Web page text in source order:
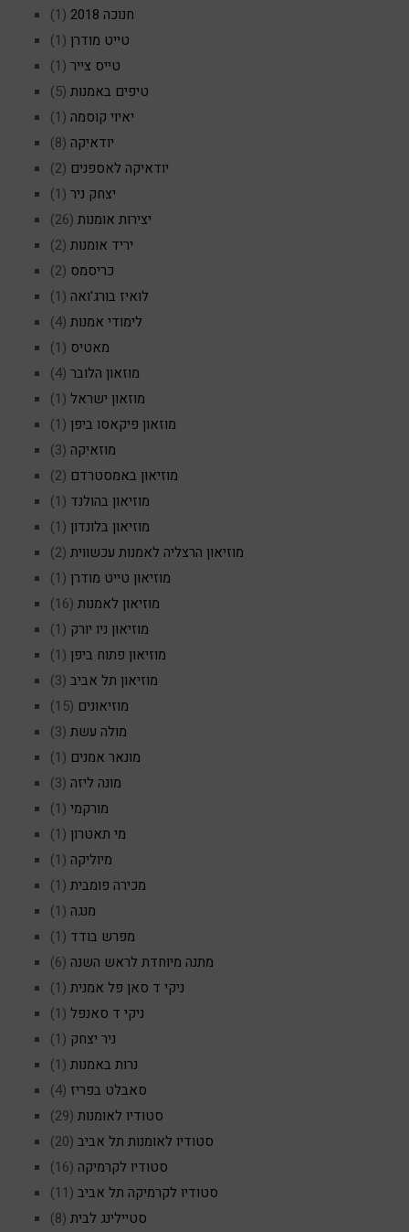
חנוכה 2018
(1)
טייט מודרן (1)
טייס צייר (1)
טיפים באמנות (5)
יאיוי קוסמה (1)
יודאיקה (8)
יודאיקה לאספנים (2)
יצחק ניר (1)
יצירות אומנות (26)
יריד אומנות (2)
כריסמס (2)
לואיז בורג'ואה (1)
לימודי אמנות (4)
מאטיס (1)
מוזאון הלובר (4)
מוזאון ישראל (1)
מוזאון פיקאסו ביפן (1)
מוזאיקה (3)
מוזיאון באמסטרדם (2)
מוזיאון בהולנד (1)
מוזיאון בלונדון (1)
מוזיאון הרצליה לאמנות עכשווית (2)
מוזיאון טייט מודרן (1)
מוזיאון לאמנות (16)
מוזיאון ניו יורק (1)
מוזיאון פתוח ביפן (1)
מוזיאון תל אביב (3)
מוזיאונים (15)
מולה עשת (3)
מונאר אמנים (1)
מונה ליזה (3)
מורקמי (1)
מי תאטרון (1)
מיוליקה (1)
מכירה פומבית (1)
מנגה (1)
מפרש בודד (1)
מתנה מיוחדת לראש השנה (6)
ניקי ד סאן פל אמנית (1)
ניקי ד סאנפל (1)
ניר יצחק (1)
נרות באמנות (1)
סאבלט בפריז (4)
סטודיו לאומנות (29)
סטודיו לאומנות תל אביב (20)
סטודיו לקרמיקה (16)
סטודיו לקרמיקה תל אביב (11)
סטיילינג לבית (8)